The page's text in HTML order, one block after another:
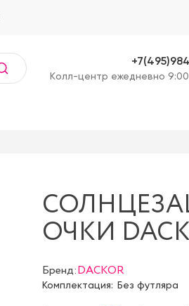
Kолл-центр ежедневно
ОЧКИ
Бренд:DACKOR
Комплектация: Без футляра